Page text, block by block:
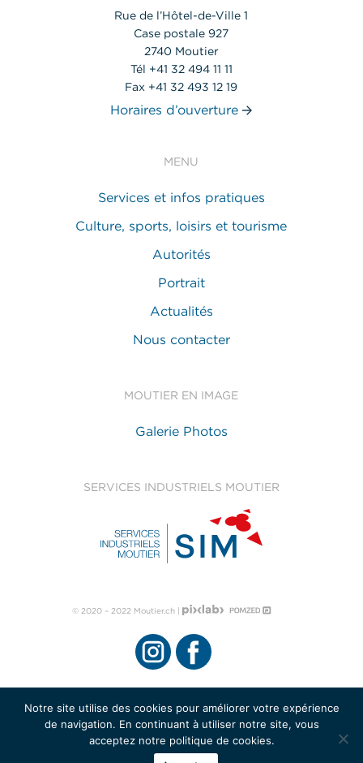
Rue de l’Hôtel-de-Ville 1
Case postale 927
2740 Moutier
Tél +41 32 494 11 11
Fax +41 32 493 12 19
Horaires d’ouverture
MENU
Services et infos pratiques
Culture, sports, loisirs et tourisme
Autorités
Portrait
Actualités
Nous contacter
MOUTIER EN IMAGE
Galerie Photos
SERVICES INDUSTRIELS MOUTIER
© 2020 – 2022 Moutier.ch |
Notre site utilise des cookies pour améliorer votre expérience
de navigation. En continuant à utiliser notre site, vous
acceptez notre politique de cookies.